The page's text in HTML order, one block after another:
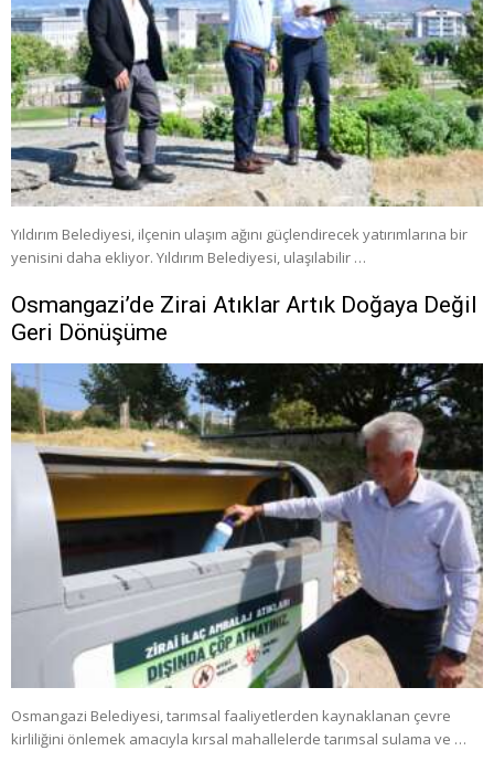
Yıldırım Belediyesi, ilçenin ulaşım ağını güçlendirecek yatırımlarına bir
yenisini daha ekliyor. Yıldırım Belediyesi, ulaşılabilir …
Osmangazi’de Zirai Atıklar Artık Doğaya Değil
Geri Dönüşüme
Osmangazi Belediyesi, tarımsal faaliyetlerden kaynaklanan çevre
kirliliğini önlemek amacıyla kırsal mahallelerde tarımsal sulama ve …